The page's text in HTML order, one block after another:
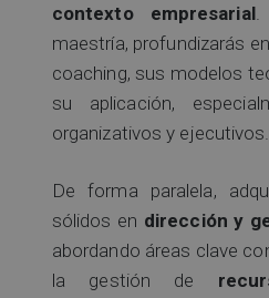
contexto empresarial.
maestría, profundizarás
coaching, sus modelos
su aplicación,
organizativos y ejecutivos.
De forma paralela,
sólidos en dirección y
abordando áreas clave
la gestión de